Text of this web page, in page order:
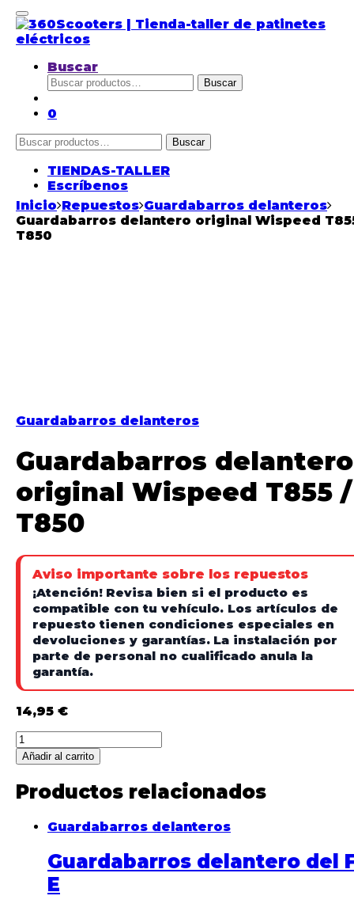
Buscar
Buscar
por:
Buscar
0
Buscar
por:
Buscar
TIENDAS-TALLER
Escríbenos
Inicio Repuestos Guardabarros delanteros
Guardabarros delantero original Wispeed
T850
Guardabarros delanteros
Guardabarros delantero
original Wispeed T855 /
T850
Aviso importante sobre los repuestos
¡Atención! Revisa bien si el producto es
compatible con tu vehículo. Los artículos de
repuesto tienen condiciones especiales en
devoluciones y garantías. La instalación por
parte de personal no cualificado anula la
garantía.
14,95 €
Guardabarros
delantero
original
Wispeed
T855
T850
Añadir al carrito
Productos relacionados
Guardabarros delanteros
Guardabarros delantero del
E